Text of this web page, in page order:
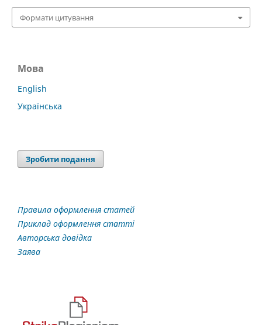
Формати цитування
Мова
English
Українська
Зробити подання
Правила оформлення статей
Приклад оформлення статті
Авторська довідка
Заява